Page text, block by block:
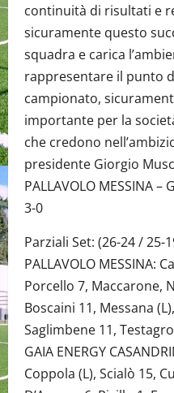
continuità di risultati e
sicuramente questo
squadra e carica
rappresentare il punto
campionato,
importante per la
che credono
presidente Giorgio
PALLAVOLO MESSINA –
3-0
Parziali Set: (26-24 / 25-
PALLAVOLO MESSINA:
Porcello 7, Maccarone,
Boscaini 11, Messana
Saglimbene 11,
GAIA ENERGY
Coppola (L), Scialò 15,